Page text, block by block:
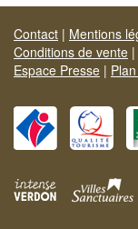
Contact | Mentions
Conditions de vente |
Espace Presse |